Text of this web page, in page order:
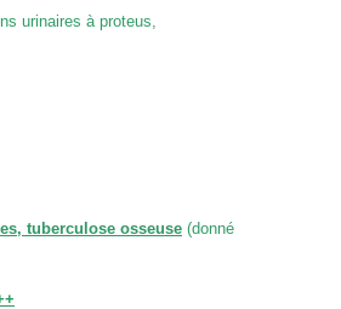
urinaires à proteus,
tuberculose osseuse (donné